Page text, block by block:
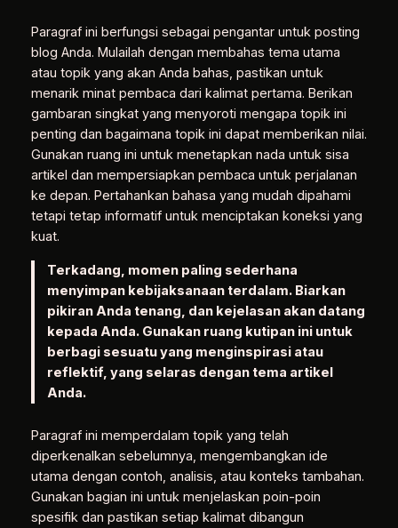
Paragraf ini berfungsi sebagai pengantar untuk posting
blog Anda. Mulailah dengan membahas tema utama
atau topik yang akan Anda bahas, pastikan untuk
menarik minat pembaca dari kalimat pertama. Berikan
gambaran singkat yang menyoroti mengapa topik ini
penting dan bagaimana topik ini dapat memberikan nilai.
Gunakan ruang ini untuk menetapkan nada untuk sisa
artikel dan mempersiapkan pembaca untuk perjalanan
ke depan. Pertahankan bahasa yang mudah dipahami
tetapi tetap informatif untuk menciptakan koneksi yang
kuat.
Terkadang, momen paling sederhana
menyimpan kebijaksanaan terdalam. Biarkan
pikiran Anda tenang, dan kejelasan akan datang
kepada Anda. Gunakan ruang kutipan ini untuk
berbagi sesuatu yang menginspirasi atau
reflektif, yang selaras dengan tema artikel
Anda.
Paragraf ini memperdalam topik yang telah
diperkenalkan sebelumnya, mengembangkan ide
utama dengan contoh, analisis, atau konteks tambahan.
Gunakan bagian ini untuk menjelaskan poin-poin
spesifik dan pastikan setiap kalimat dibangun